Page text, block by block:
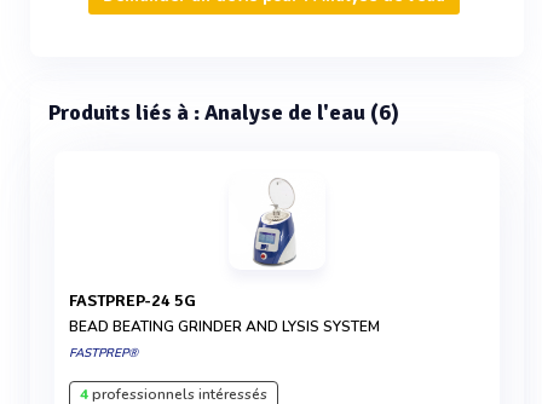
Produits liés à : Analyse de l'eau (6)
FASTPREP-24 5G
BEAD BEATING GRINDER AND LYSIS SYSTEM
FASTPREP®
4professionnels intéressés